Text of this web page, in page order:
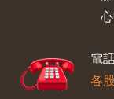
電
各